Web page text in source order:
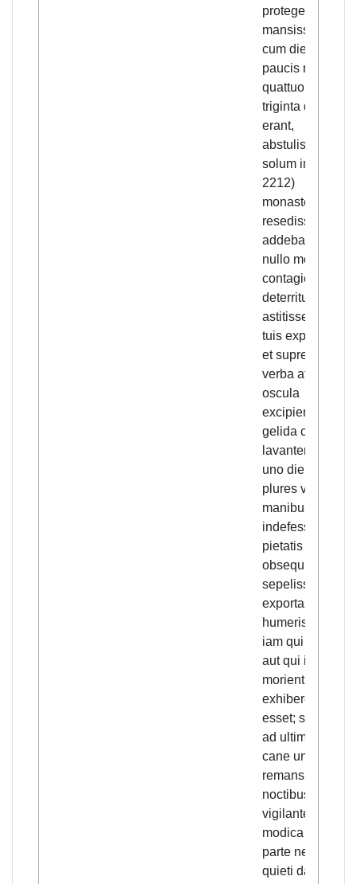
protegente,
mansisse; et
cum diebus
paucis mors
quattuor et
triginta qui illic
erant,
abstulisset,
solum in (p.
2212)
monasterio
resedisse. Illud
addebant te
nullo morbi
contagio
deterritum,
astitisse fratribus
tuis expirantibus
et suprema
verba atque
oscula
excipientem et
gelida corpora
lavantem, sepe
uno die tres
plures ve tuis
manibus
indefesso
pietatis
obsequio
sepelisse et
exportasse tuis
humeris, cum
iam qui foderet
aut qui iusta
morientibus
exhiberet, nemo
esset; solum te
ad ultimum cum
cane unico
remansisse, totis
noctibus
vigilantem,
modica lucis
parte necessarie
quieti data, cum